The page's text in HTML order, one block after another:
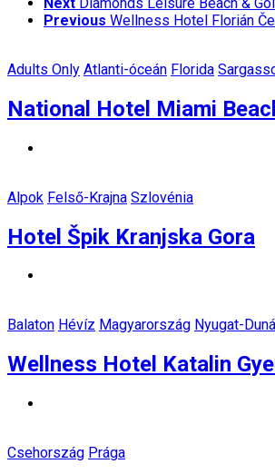
Previous Wellness Hotel Florián
Adults Only Atlanti-óceán Florida
National Hotel Miami
Alpok Felső-Krajna Szlovénia
Hotel Špik Kranjska Gora
Balaton Hévíz Magyarország Nyugat-
Wellness Hotel Katalin
Csehország Prága